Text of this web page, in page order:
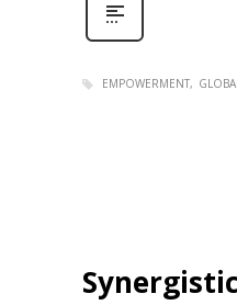
EMPOWERMENT